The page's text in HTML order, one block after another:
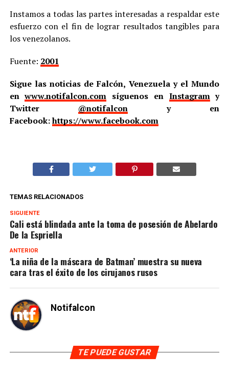
Instamos a todas las partes interesadas a respaldar este
esfuerzo con el fin de lograr resultados tangibles para
los venezolanos.
Fuente: 2001
Sigue las noticias de Falcón, Venezuela y el Mundo
enwww.notifalcon.com síguenos en Instagramy
Twitter @notifalcony en
Facebook:https://www.facebook.com
TEMAS RELACIONADOS
SIGUIENTE
Cali está blindada ante la toma de posesión de Abelardo
De la Espriella
ANTERIOR
‘La niña de la máscara de Batman’ muestra su nueva
cara tras el éxito de los cirujanos rusos
Notifalcon
TE PUEDE GUSTAR